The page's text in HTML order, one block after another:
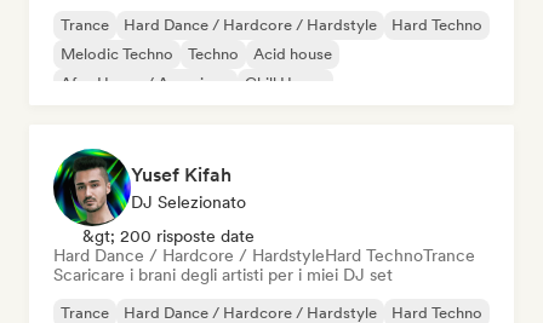
Trance Hard Dance / Hardcore / Hardstyle
Hard Techno
Melodic Techno
Techno
Acid house
Afro House / Amapiano
Chill House
Yusef Kifah
DJ Selezionato
&gt; 200 risposte date
Hard Dance / Hardcore / HardstyleHard TechnoTrance
Scaricare i brani degli artisti per i miei DJ set
Trance Hard Dance / Hardcore / Hardstyle Hard Techno